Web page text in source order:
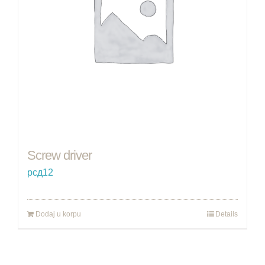
Screw driver
рсд12
Dodaj u korpu Details